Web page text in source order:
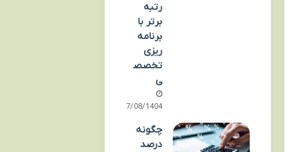
رتبه
برتر با
برنامه
ریزی
تخصص
ی
17/08/1404
چگونه
درصد